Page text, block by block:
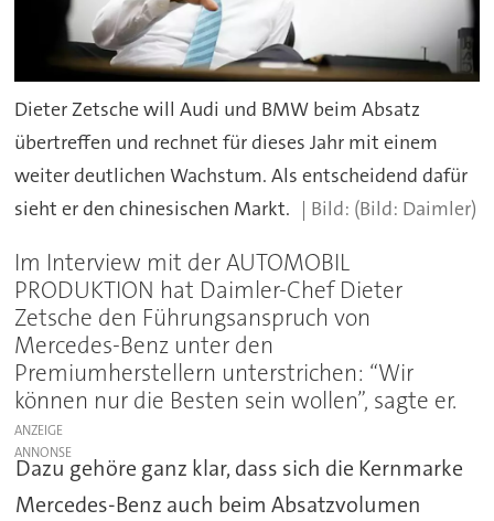
Dieter Zetsche will Audi und BMW beim Absatz
übertreffen und rechnet für dieses Jahr mit einem
weiter deutlichen Wachstum. Als entscheidend dafür
sieht er den chinesischen Markt.
(Bild: Daimler)
Im Interview mit der AUTOMOBIL
PRODUKTION hat Daimler-Chef Dieter
Zetsche den Führungsanspruch von
Mercedes-Benz unter den
Premiumherstellern unterstrichen: “Wir
können nur die Besten sein wollen”, sagte er.
ANZEIGE
Dazu gehöre ganz klar, dass sich die Kernmarke
Mercedes-Benz auch beim Absatzvolumen